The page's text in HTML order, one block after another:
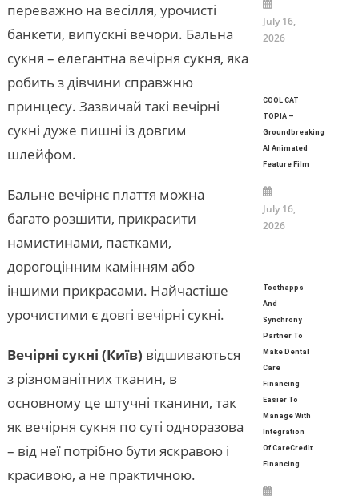
переважно на весілля, урочисті
банкети, випускні вечори. Бальна
сукня – елегантна вечірня сукня, яка
робить з дівчини справжню
принцесу. Зазвичай такі вечірні
сукні дуже пишні із довгим
шлейфом.
Бальне вечірнє плаття можна
багато розшити, прикрасити
намистинами, паєтками,
дорогоцінним камінням або
іншими прикрасами. Найчастіше
урочистими є довгі вечірні сукні.
Вечірні сукні (Київ) відшиваються
з різноманітних тканин, в
основному це штучні тканини, так
як вечірня сукня по суті одноразова
– від неї потрібно бути яскравою і
красивою, а не практичною.
July 16,
2026
COOL CAT
TOPIA –
Groundbreaking
AI Animated
Feature Film
July 16,
2026
Toothapps
And
Synchrony
Partner To
Make Dental
Care
Financing
Easier To
Manage With
Integration
Of CareCredit
Financing